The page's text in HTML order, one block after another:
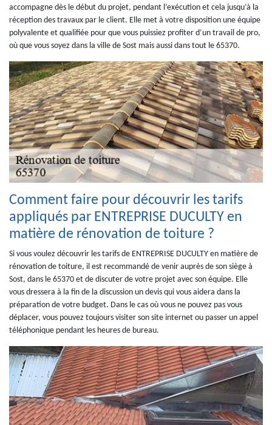
accompagne dès le début du projet, pendant l’exécution et cela jusqu’à la
réception des travaux par le client. Elle met à votre disposition une équipe
polyvalente et qualifiée pour que vous puissiez profiter d’un travail de pro,
où que vous soyez dans la ville de Sost mais aussi dans tout le 65370.
Comment faire pour découvrir les tarifs
appliqués par ENTREPRISE DUCULTY en
matière de rénovation de toiture ?
Si vous voulez découvrir les tarifs de ENTREPRISE DUCULTY en matière de
rénovation de toiture, il est recommandé de venir auprès de son siège à
Sost, dans le 65370 et de discuter de votre projet avec son équipe. Elle
vous dressera à la fin de la discussion un devis qui vous aidera dans la
préparation de votre budget. Dans le cas où vous ne pouvez pas vous
déplacer, vous pouvez toujours visiter son site internet ou passer un appel
téléphonique pendant les heures de bureau.